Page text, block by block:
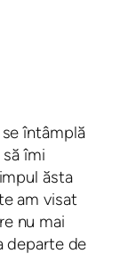
întâmplă
îmi
ăsta
am visat
nu mai
departe de